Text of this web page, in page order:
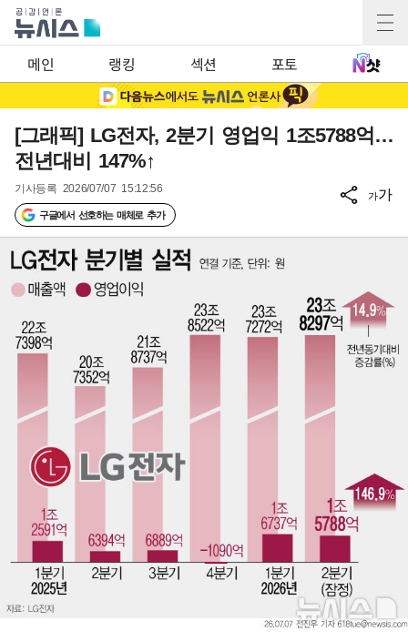
메인 랭킹 섹션 포토
[그래픽] LG전자, 2분기 영업익 1조5788억…
전년대비 147%↑
기사등록 2026/07/07 15:12:56
구글에서 선호하는 매체로 추가
가가